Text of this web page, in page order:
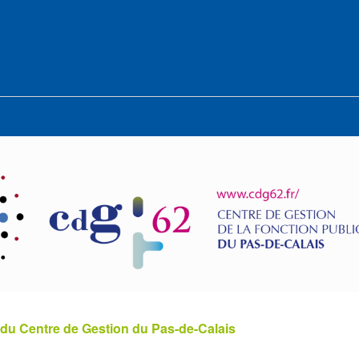
Centre de Gestion du Pas-de-Calais